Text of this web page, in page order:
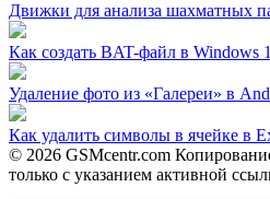
Движки для анализа шахматных
Как создать BAT-файл в Windows
Удаление фото из «Галереи» в
Как удалить символы в ячейке в
© 2026 GSMcentr.com
только с указанием активной